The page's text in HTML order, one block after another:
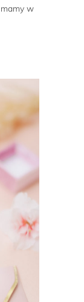
w